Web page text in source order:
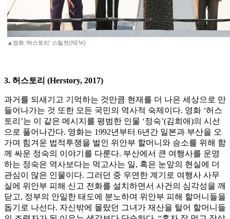
▲영화 '허스토리' 스틸컷(NEW)
3. 허스토리 (Herstory, 2017)
과거를 되새기고 기억하는 것만큼 현재를 더 나은 세상으로 만
들어나가는 것 또한 모든 국민의 역사적 숙제이다. 영화 ‘허스
토리’는 이 같은 메시지를 평범한 인물 ‘정숙’(김희애)의 시선
으로 풀어나간다. 영화는 1992년부터 6년간 일본과 부산을 오
가며 힘겨운 법적투쟁을 벌인 위안부 할머니와 승소를 위해 함
께 싸운 정숙의 이야기를 다룬다. 부산에서 큰 여행사를 운영
하는 정숙은 역사보다는 먹고사는 일, 혹은 눈앞의 현실에 더
관심이 많은 인물이다. 그러던 중 우연한 계기로 여행사 사무
실에 위안부 피해 신고 전화를 설치하면서 사건의 심각성을 깨
닫고, 정부의 안일한 태도에 분노하며 위안부 피해 할머니들을
돕기로 나선다. 자신밖에 몰랐던 그녀가 재산을 털어 할머니들